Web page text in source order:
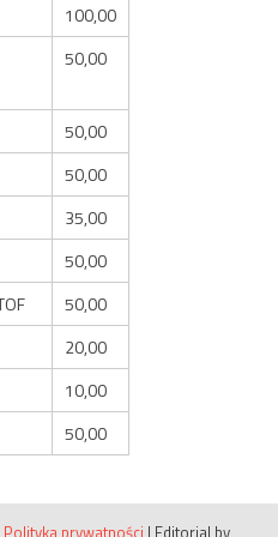
100,00
50,00
50,00
50,00
35,00
50,00
50,00
20,00
10,00
50,00
Polityka prywatności | Editorial by